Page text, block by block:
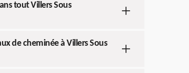
tout Villers Sous
de cheminée à Villers Sous